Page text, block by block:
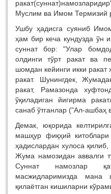
Муслим ва Имом Термизий
Ушбу ҳадисга суяниб
ҳам бир кеча кундузда ўн
суннат бор: "Улар
олдинги тўрт ракат ва
шомдан кейинги икки ракат
ракат. Шунингдек,
ракат, Рамазонда
ўқиладиган йигирма
санаб ўтганлар ("Ал-ашбаҳ
Демак, юқорида
машҳур фиқҳий
ҳадислардан хулоса
Жума намозидан аввалги
Суннат намозлар
масжидларимизда мана
қилаётган кишиларни